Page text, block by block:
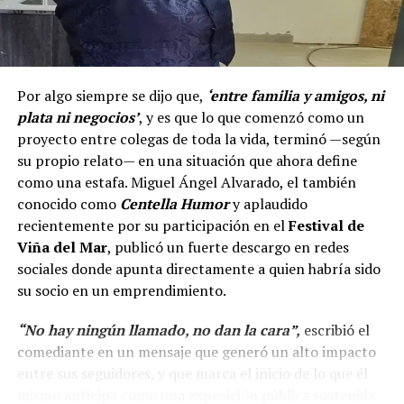
Por algo siempre se dijo que, ‘entre familia y amigos, ni
plata ni negocios’, y es que lo que comenzó como un
proyecto entre colegas de toda la vida, terminó —según
su propio relato— en una situación que ahora define
como una estafa. Miguel Ángel Alvarado, el también
conocido como Centella Humory aplaudido
recientemente por su participación en elFestival de
Viña del Mar, publicó un fuerte descargo en redes
sociales donde apunta directamente a quien habría sido
su socio en un emprendimiento.
“No hay ningún llamado, no dan la cara”, escribió el
comediante en un mensaje que generó un alto impacto
entre sus seguidores, y que marca el inicio de lo que él